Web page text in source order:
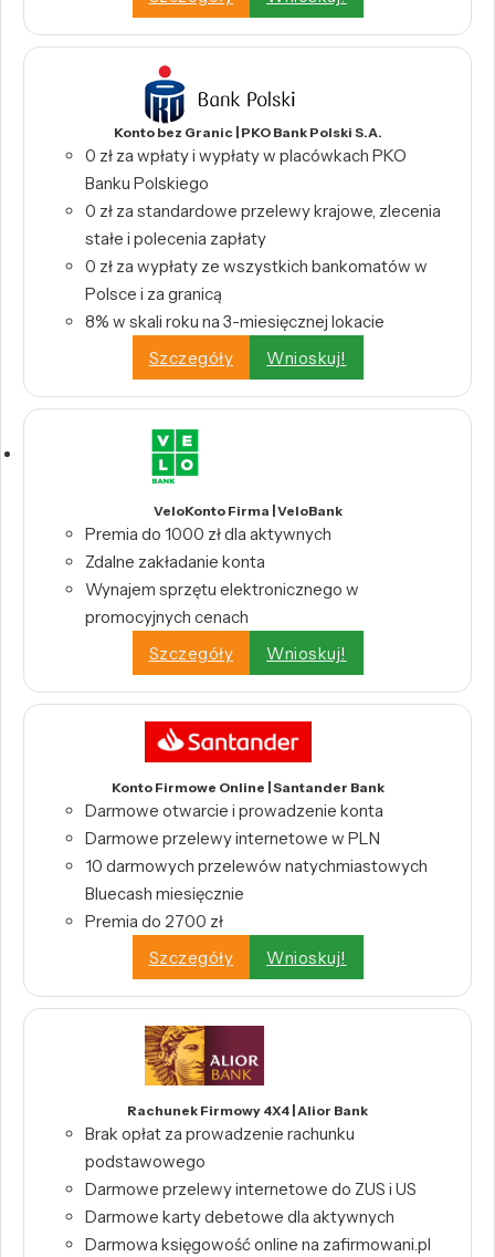
Konto bez Granic | PKO Bank Polski S.A.
0 zł za wpłaty i wypłaty w placówkach PKO
Banku Polskiego
0 zł za standardowe przelewy krajowe, zlecenia
stałe i polecenia zapłaty
0 zł za wypłaty ze wszystkich bankomatów w
Polsce i za granicą
8% w skali roku na 3-miesięcznej lokacie
Szczegóły
Wnioskuj!
VeloKonto Firma | VeloBank
Premia do 1000 zł dla aktywnych
Zdalne zakładanie konta
Wynajem sprzętu elektronicznego w
promocyjnych cenach
Szczegóły
Wnioskuj!
Konto Firmowe Online | Santander Bank
Darmowe otwarcie i prowadzenie konta
Darmowe przelewy internetowe w PLN
10 darmowych przelewów natychmiastowych
Bluecash miesięcznie
Premia do 2700 zł
Szczegóły
Wnioskuj!
Rachunek Firmowy 4X4 | Alior Bank
Brak opłat za prowadzenie rachunku
podstawowego
Darmowe przelewy internetowe do ZUS i US
Darmowe karty debetowe dla aktywnych
Darmowa księgowość online na zafirmowani.pl